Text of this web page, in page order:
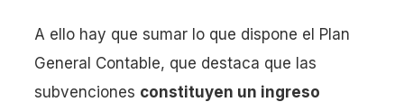
A ello hay que sumar lo que dispone el Plan
General Contable, que destaca que las
subvenciones constituyen un ingreso